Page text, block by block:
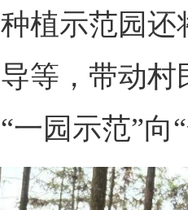
植示范园
等，带动
一园示范”向